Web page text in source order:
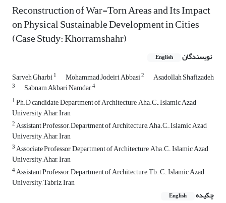
Reconstruction of War-Torn Areas and Its Impact
on Physical Sustainable Development in Cities
(Case Study: Khorramshahr)
نویسندگان English
Sarveh Gharbi1 Mohammad Jodeiri Abbasi2 Asadollah Shafizadeh
3 Sabnam Akbari Namdar4
1Ph.D candidate, Department of Architecture, Aha.C., Islamic Azad
University, Ahar, Iran
2Assistant Professor, Department of Architecture, Aha.C., Islamic Azad
University, Ahar, Iran
3Associate Professor, Department of Architecture, Aha.C., Islamic Azad
University, Ahar, Iran
4Assistant Professor, Department of Architecture, Tb. C., Islamic Azad
University, Tabriz, Iran
چکیده
English